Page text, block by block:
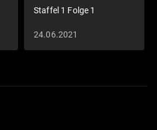
Staffel 1 Folge 1
24.06.2021